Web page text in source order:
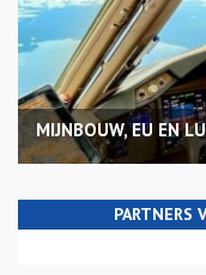
MIJNBOUW, EU EN
PARTNERS